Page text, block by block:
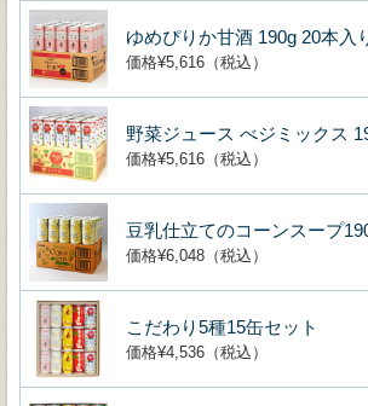
ゆめぴりか甘酒 190g 20本入
価格¥5,616（税込）
野菜ジュース べジミックス
価格¥5,616（税込）
豆乳仕立てのコーンスープ
価格¥6,048（税込）
こだわり5種15缶セット
価格¥4,536（税込）